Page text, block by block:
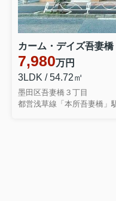
カーム・デイズ吾妻橋
7,980万円
3LDK / 54.72㎡
墨田区吾妻橋３丁目
都営浅草線「本所吾妻橋」